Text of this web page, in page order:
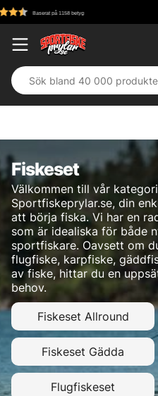
Fiskeset
Välkommen till vår
Sportfiskeprylar.se, din
att börja fiska. Vi har en
som är idealiska för både
sportfiskare. Oavsett om
flugfiske, karpfiske,
av fiske, hittar du en
behov.
Fiskeset Allround
Fiskeset Gädda
Flugfiskeset